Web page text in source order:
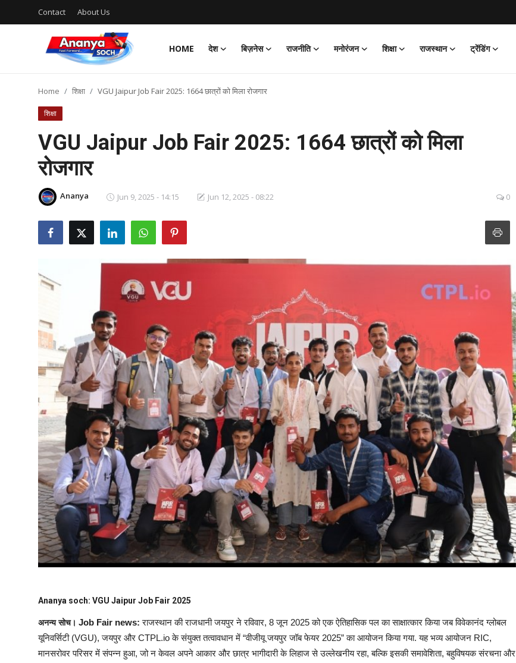
Contact About Us
HOME देश बिज़नेस राजनीति मनोरंजन शिक्षा राजस्थान ट्रेंडिंग
Contact
About Us
Hindi
Home शिक्षा VGU Jaipur Job Fair 2025: 1664 छात्रों को मिला रोजगार
शिक्षा
VGU Jaipur Job Fair 2025: 1664 छात्रों को मिला
रोजगार
Ananya Jun 9, 2025 - 14:15 Jun 12, 2025 - 08:22 0
Ananya soch: VGU Jaipur Job Fair 2025
अनन्य सोच। Job Fair news: राजस्थान की राजधानी जयपुर ने रविवार, 8 जून 2025 को एक ऐतिहासिक पल का साक्षात्कार किया जब विवेकानंद ग्लोबल
यूनिवर्सिटी (VGU), जयपुर और CTPL.io के संयुक्त तत्वावधान में “वीजीयू जयपुर जॉब फेयर 2025” का आयोजन किया गया. यह भव्य आयोजन RIC,
मानसरोवर परिसर में संपन्न हुआ, जो न केवल अपने आकार और छात्र भागीदारी के लिहाज से उल्लेखनीय रहा, बल्कि इसकी समावेशिता, बहुविषयक संरचना और